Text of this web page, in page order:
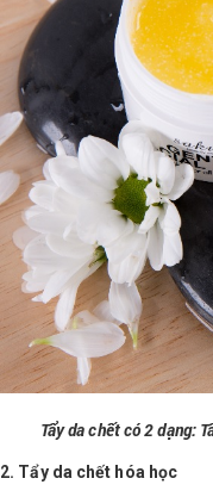
Tẩy da chết có 2 dạng:
2. Tẩy da chết hóa học